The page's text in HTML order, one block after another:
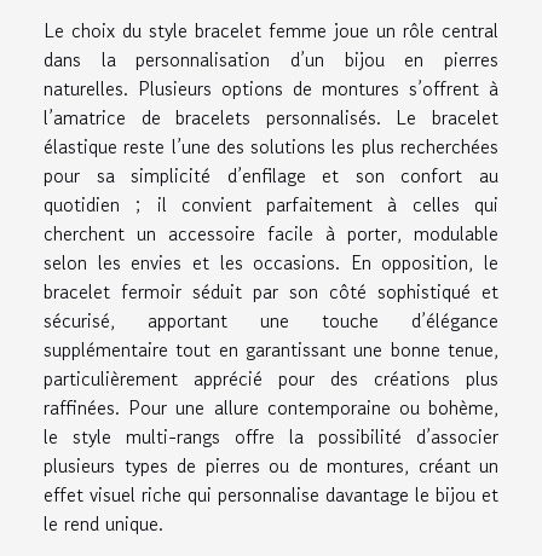
Le choix du style bracelet femme joue un rôle central
dans la personnalisation d’un bijou en pierres
naturelles. Plusieurs options de montures s’offrent à
l’amatrice de bracelets personnalisés. Le bracelet
élastique reste l’une des solutions les plus recherchées
pour sa simplicité d’enfilage et son confort au
quotidien ; il convient parfaitement à celles qui
cherchent un accessoire facile à porter, modulable
selon les envies et les occasions. En opposition, le
bracelet fermoir séduit par son côté sophistiqué et
sécurisé, apportant une touche d’élégance
supplémentaire tout en garantissant une bonne tenue,
particulièrement apprécié pour des créations plus
raffinées. Pour une allure contemporaine ou bohème,
le style multi-rangs offre la possibilité d’associer
plusieurs types de pierres ou de montures, créant un
effet visuel riche qui personnalise davantage le bijou et
le rend unique.